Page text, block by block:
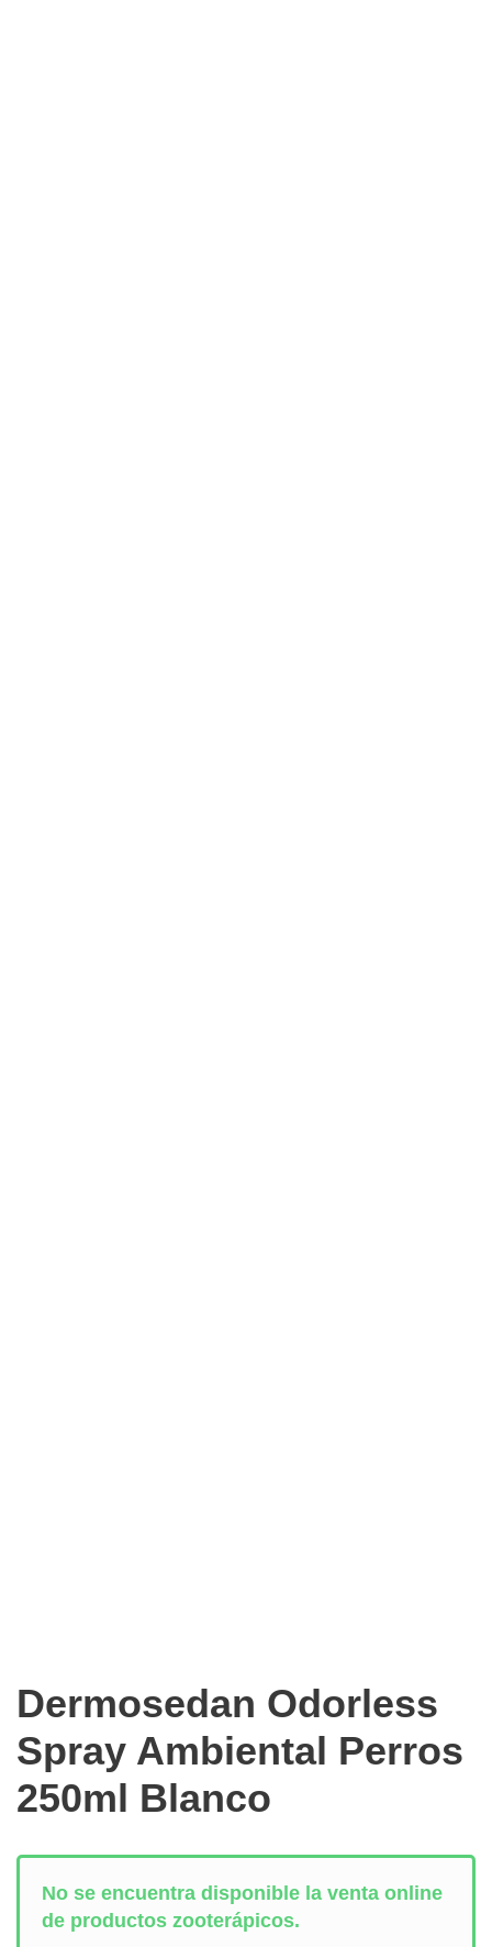
Dermosedan Odorless
Spray Ambiental Perros
250ml Blanco
No se encuentra disponible la venta online
de productos zooterápicos.